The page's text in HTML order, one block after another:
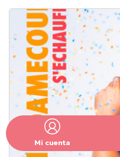
Mi cuenta